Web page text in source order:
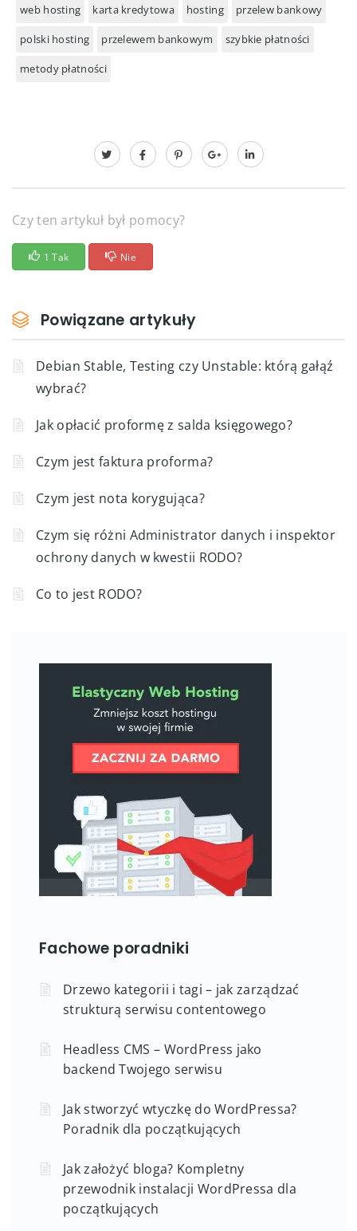
web hosting karta kredytowa hosting przelew bankowy
polski hosting przelewem bankowym szybkie płatności
metody płatności
Czy ten artykuł był pomocy?
1 Tak Nie
Powiązane artykuły
Debian Stable, Testing czy Unstable: którą gałąź
wybrać?
Jak opłacić proformę z salda księgowego?
Czym jest faktura proforma?
Czym jest nota korygująca?
Czym się różni Administrator danych i inspektor
ochrony danych w kwestii RODO?
Co to jest RODO?
Fachowe poradniki
Drzewo kategorii i tagi – jak zarządzać
strukturą serwisu contentowego
Headless CMS – WordPress jako
backend Twojego serwisu
Jak stworzyć wtyczkę do WordPressa?
Poradnik dla początkujących
Jak założyć bloga? Kompletny
przewodnik instalacji WordPressa dla
początkujących